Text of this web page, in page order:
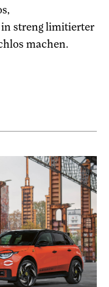
streng limitierter
machen.